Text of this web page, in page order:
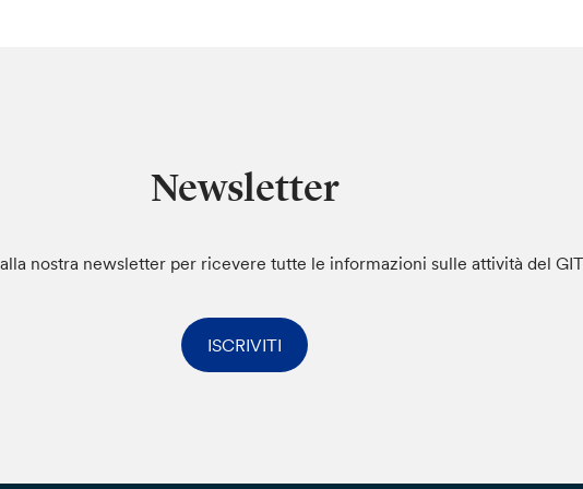
Newsletter
nostra newsletter per ricevere tutte le informazioni sulle attività del GIT
ISCRIVITI